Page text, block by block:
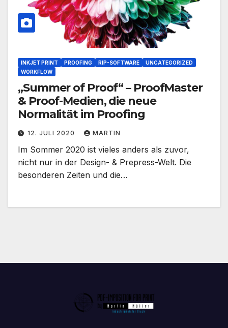
INKJET PRINT PROOFING RIP-SOFTWARE
UNCATEGORIZED
WORKFLOW
„Summer of Proof“ – ProofMaster
& Proof-Medien, die neue
Normalität im Proofing
12. JULI 2020 MARTIN
Im Sommer 2020 ist vieles anders als zuvor,
nicht nur in der Design- & Prepress-Welt. Die
besonderen Zeiten und die…